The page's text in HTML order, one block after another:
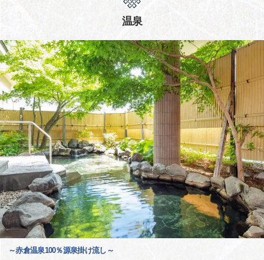
温泉
～赤倉温泉100％源泉掛け流し～